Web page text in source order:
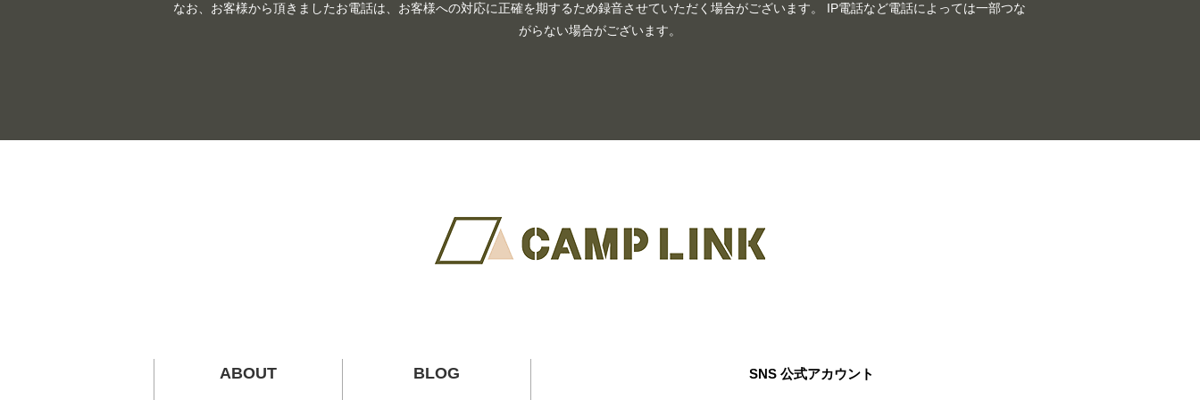
なお、お客様から頂きましたお電話は、お客様への対応に正確を期するため録音させていただく場合がございます。 IP電話など電話によっては一部つな
がらない場合がございます。
ABOUT BLOG SNS 公式アカウント